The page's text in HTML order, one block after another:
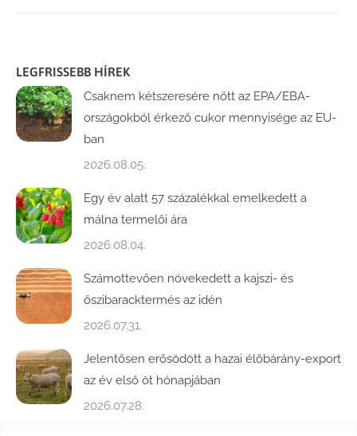
LEGFRISSEBB HÍREK
Csaknem kétszeresére nőtt az EPA/EBA-
országokból érkező cukor mennyisége az EU-
ban
2026.08.05.
Egy év alatt 57 százalékkal emelkedett a
málna termelői ára
2026.08.04.
Számottevően növekedett a kajszi- és
őszibaracktermés az idén
2026.07.31.
Jelentősen erősödött a hazai élőbárány-export
az év első öt hónapjában
2026.07.28.